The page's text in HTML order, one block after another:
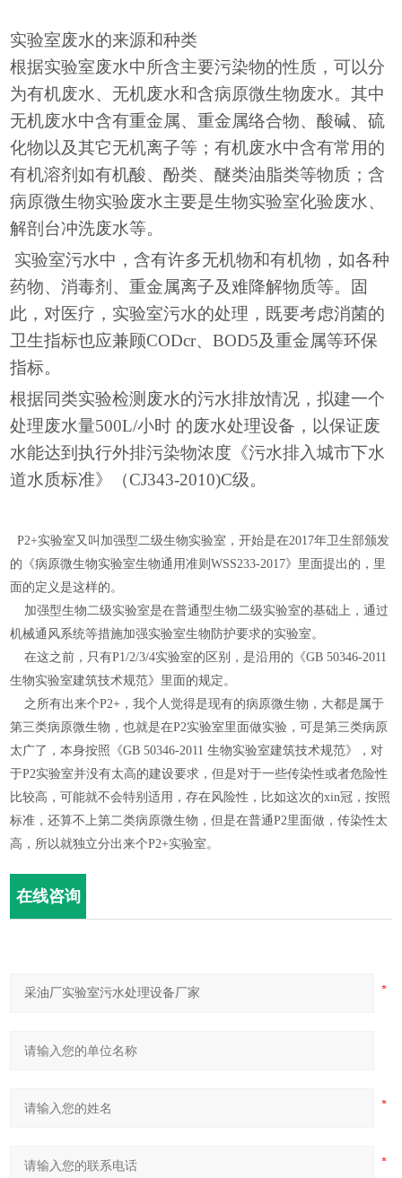
实验室废水的来源和种类
根据实验室废水中所含主要污染物的性质，可以分
为有机废水、无机废水和含病原微生物废水。其中
无机废水中含有重金属、重金属络合物、酸碱、硫
化物以及其它无机离子等；有机废水中含有常用的
有机溶剂如有机酸、酚类、醚类油脂类等物质；含
病原微生物实验废水主要是生物实验室化验废水、
解剖台冲洗废水等。
实验室污水中，含有许多无机物和有机物，如各种
药物、消毒剂、重金属离子及难降解物质等。固
此，对医疗，实验室污水的处理，既要考虑消菌的
卫生指标也应兼顾CODcr、BOD5及重金属等环保
指标。
根据同类实验检测废水的污水排放情况，拟建一个
处理废水量500L/小时 的废水处理设备，以保证废
水能达到执行外排污染物浓度《污水排入城市下水
道水质标准》（CJ343-2010)C级。
P2+实验室又叫加强型二级生物实验室，开始是在2017年卫生部颁发
的《病原微生物实验室生物通用准则WSS233-2017》里面提出的，里
面的定义是这样的。
加强型生物二级实验室是在普通型生物二级实验室的基础上，通过
机械通风系统等措施加强实验室生物防护要求的实验室。
在这之前，只有P1/2/3/4实验室的区别，是沿用的《GB 50346-2011
生物实验室建筑技术规范》里面的规定。
之所有出来个P2+，我个人觉得是现有的病原微生物，大都是属于
第三类病原微生物，也就是在P2实验室里面做实验，可是第三类病原
太广了，本身按照《GB 50346-2011 生物实验室建筑技术规范》，对
于P2实验室并没有太高的建设要求，但是对于一些传染性或者危险性
比较高，可能就不会特别适用，存在风险性，比如这次的xin冠，按照
标准，还算不上第二类病原微生物，但是在普通P2里面做，传染性太
高，所以就独立分出来个P2+实验室。
在线咨询